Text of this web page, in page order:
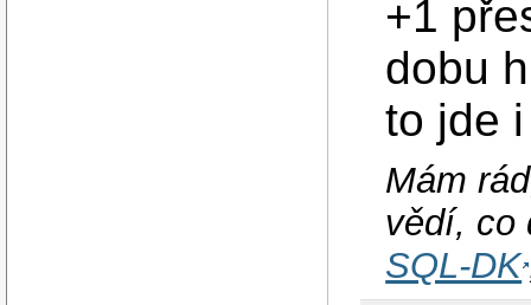
+1
dobu
to jde
Mám
vědí, co
SQL-DK